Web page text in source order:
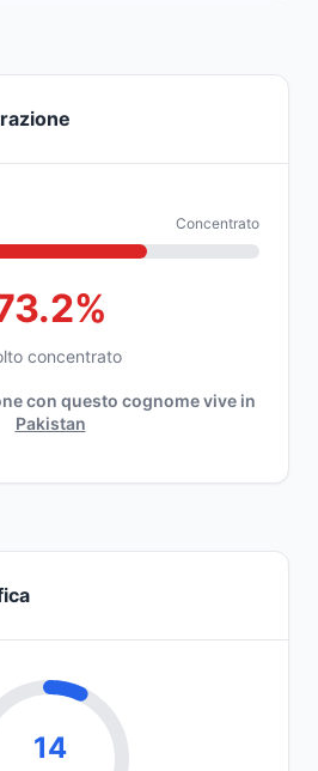
Concentrato
concentrato
con questo cognome vive in
Pakistan
14